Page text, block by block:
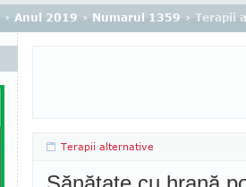
› Anul 2019 › Numarul 1359 › Terapii
Terapii alternative